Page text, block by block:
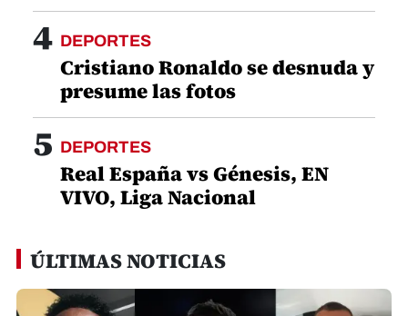
4 DEPORTES
Cristiano Ronaldo se desnuda y
presume las fotos
5 DEPORTES
Real España vs Génesis, EN
VIVO, Liga Nacional
ÚLTIMAS NOTICIAS